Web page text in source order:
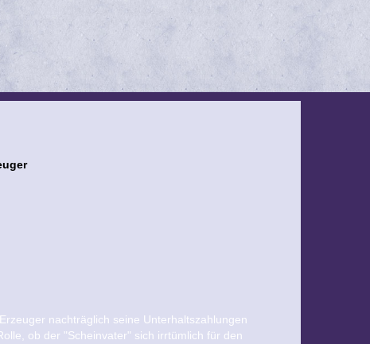
nachträglich seine Unterhaltszahlungen
ob der "Scheinvater" sich irrtümlich für den